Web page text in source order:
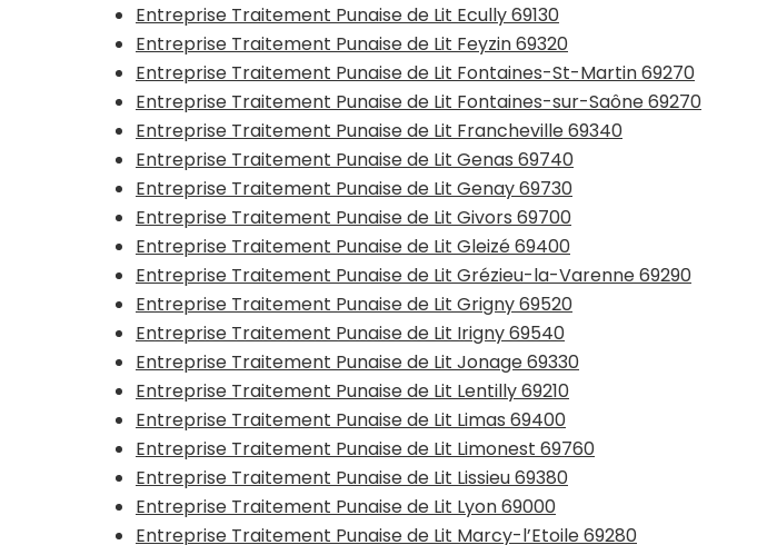
Entreprise Traitement Punaise de Lit Ecully 69130
Entreprise Traitement Punaise de Lit Feyzin 69320
Entreprise Traitement Punaise de Lit Fontaines-St-Martin 69270
Entreprise Traitement Punaise de Lit Fontaines-sur-Saône 69270
Entreprise Traitement Punaise de Lit Francheville 69340
Entreprise Traitement Punaise de Lit Genas 69740
Entreprise Traitement Punaise de Lit Genay 69730
Entreprise Traitement Punaise de Lit Givors 69700
Entreprise Traitement Punaise de Lit Gleizé 69400
Entreprise Traitement Punaise de Lit Grézieu-la-Varenne 69290
Entreprise Traitement Punaise de Lit Grigny 69520
Entreprise Traitement Punaise de Lit Irigny 69540
Entreprise Traitement Punaise de Lit Jonage 69330
Entreprise Traitement Punaise de Lit Lentilly 69210
Entreprise Traitement Punaise de Lit Limas 69400
Entreprise Traitement Punaise de Lit Limonest 69760
Entreprise Traitement Punaise de Lit Lissieu 69380
Entreprise Traitement Punaise de Lit Lyon 69000
Entreprise Traitement Punaise de Lit Marcy-l’Etoile 69280